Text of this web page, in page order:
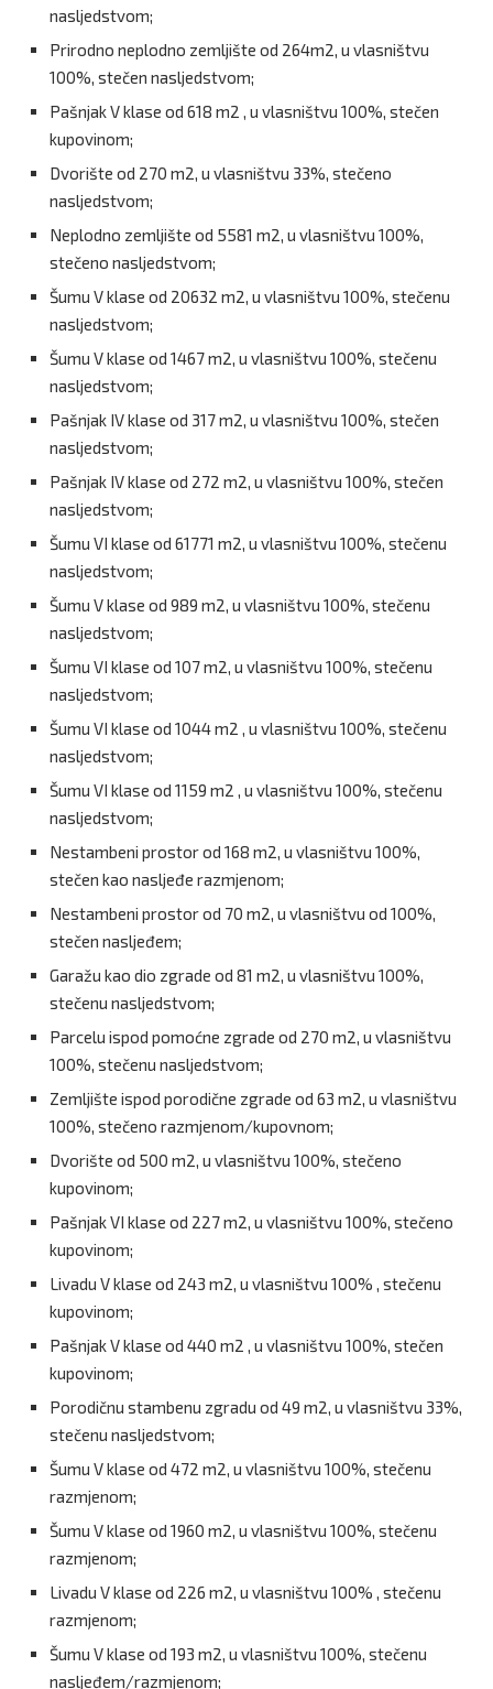
nasljedstvom;
Prirodno neplodno zemljište od 264m2, u vlasništvu
100%, stečen nasljedstvom;
Pašnjak V klase od 618 m2 , u vlasništvu 100%, stečen
kupovinom;
Dvorište od 270 m2, u vlasništvu 33%, stečeno
nasljedstvom;
Neplodno zemljište od 5581 m2, u vlasništvu 100%,
stečeno nasljedstvom;
Šumu V klase od 20632 m2, u vlasništvu 100%, stečenu
nasljedstvom;
Šumu V klase od 1467 m2, u vlasništvu 100%, stečenu
nasljedstvom;
Pašnjak IV klase od 317 m2, u vlasništvu 100%, stečen
nasljedstvom;
Pašnjak IV klase od 272 m2, u vlasništvu 100%, stečen
nasljedstvom;
Šumu VI klase od 61771 m2, u vlasništvu 100%, stečenu
nasljedstvom;
Šumu V klase od 989 m2, u vlasništvu 100%, stečenu
nasljedstvom;
Šumu VI klase od 107 m2, u vlasništvu 100%, stečenu
nasljedstvom;
Šumu VI klase od 1044 m2 , u vlasništvu 100%, stečenu
nasljedstvom;
Šumu VI klase od 1159 m2 , u vlasništvu 100%, stečenu
nasljedstvom;
Nestambeni prostor od 168 m2, u vlasništvu 100%,
stečen kao nasljeđe razmjenom;
Nestambeni prostor od 70 m2, u vlasništvu od 100%,
stečen nasljeđem;
Garažu kao dio zgrade od 81 m2, u vlasništvu 100%,
stečenu nasljedstvom;
Parcelu ispod pomoćne zgrade od 270 m2, u vlasništvu
100%, stečenu nasljedstvom;
Zemljište ispod porodične zgrade od 63 m2, u vlasništvu
100%, stečeno razmjenom/kupovnom;
Dvorište od 500 m2, u vlasništvu 100%, stečeno
kupovinom;
Pašnjak VI klase od 227 m2, u vlasništvu 100%, stečeno
kupovinom;
Livadu V klase od 243 m2, u vlasništvu 100% , stečenu
kupovinom;
Pašnjak V klase od 440 m2 , u vlasništvu 100%, stečen
kupovinom;
Porodičnu stambenu zgradu od 49 m2, u vlasništvu 33%,
stečenu nasljedstvom;
Šumu V klase od 472 m2, u vlasništvu 100%, stečenu
razmjenom;
Šumu V klase od 1960 m2, u vlasništvu 100%, stečenu
razmjenom;
Livadu V klase od 226 m2, u vlasništvu 100% , stečenu
razmjenom;
Šumu V klase od 193 m2, u vlasništvu 100%, stečenu
nasljeđem/razmjenom;